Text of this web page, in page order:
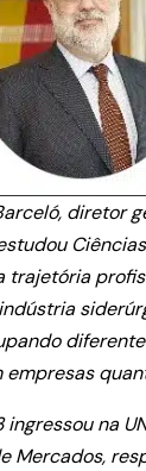
diretor
estudou
trajetória
na
Mercados,